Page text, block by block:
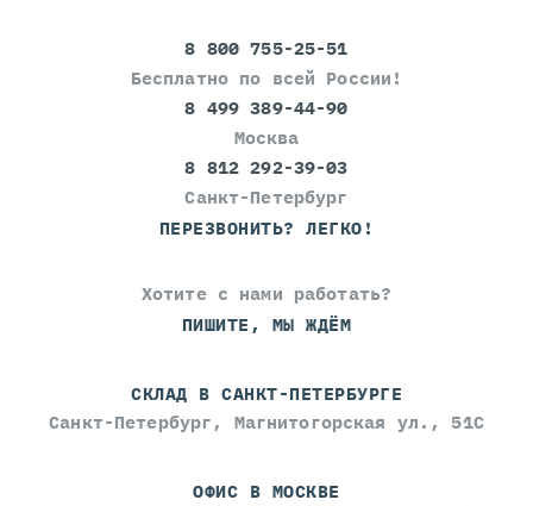
8 800 755-25-51
Бесплатно по всей России!
8 499 389-44-90
Москва
8 812 292-39-03
Санкт-Петербург
ПЕРЕЗВОНИТЬ? ЛЕГКО!
Хотите с нами работать?
ПИШИТЕ, МЫ ЖДЁМ
СКЛАД В САНКТ-ПЕТЕРБУРГЕ
Санкт-Петербург, Магнитогорская ул., 51С
ОФИС В МОСКВЕ